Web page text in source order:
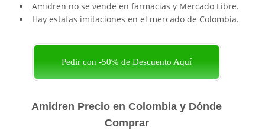
Amidren no se vende en farmacias y Mercado Libre.
Hay estafas imitaciones en el mercado de Colombia.
Pedir con -50% de Descuento Aquí
Amidren Precio en Colombia y Dónde
Comprar